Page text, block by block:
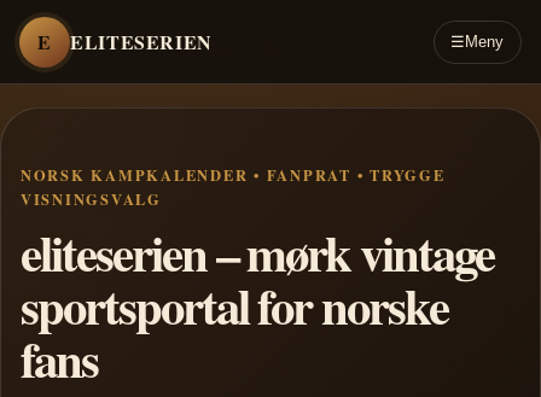
E ELITESERIEN ☰ Meny
NORSK KAMPKALENDER • FANPRAT • TRYGGE
VISNINGSVALG
eliteserien – mørk vintage
sportsportal for norske
fans